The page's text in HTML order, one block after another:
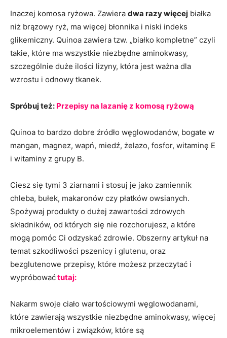
Inaczej komosa ryżowa. Zawiera dwa razy więcej białka
niż brązowy ryż, ma więcej błonnika i niski indeks
glikemiczny. Quinoa zawiera tzw. „białko kompletne” czyli
takie, które ma wszystkie niezbędne aminokwasy,
szczególnie duże ilości lizyny, która jest ważna dla
wzrostu i odnowy tkanek.
Spróbuj też: Przepisy na lazanię z komosą ryżową
Quinoa to bardzo dobre źródło węglowodanów, bogate w
mangan, magnez, wapń, miedź, żelazo, fosfor, witaminę E
i witaminy z grupy B.
Ciesz się tymi 3 ziarnami i stosuj je jako zamiennik
chleba, bułek, makaronów czy płatków owsianych.
Spożywaj produkty o dużej zawartości zdrowych
składników, od których się nie rozchorujesz, a które
mogą pomóc Ci odzyskać zdrowie. Obszerny artykuł na
temat szkodliwości pszenicy i glutenu, oraz
bezglutenowe przepisy, które możesz przeczytać i
wypróbowaćtutaj:
Nakarm swoje ciało wartościowymi węglowodanami,
które zawierają wszystkie niezbędne aminokwasy, więcej
mikroelementów i związków, które są